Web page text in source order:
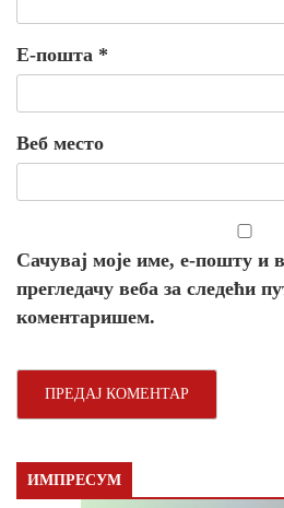
Е-пошта *
Веб место
Сачувај моје име, е-пошту и
прегледачу веба за следећи
коментаришем.
ИМПРЕСУМ